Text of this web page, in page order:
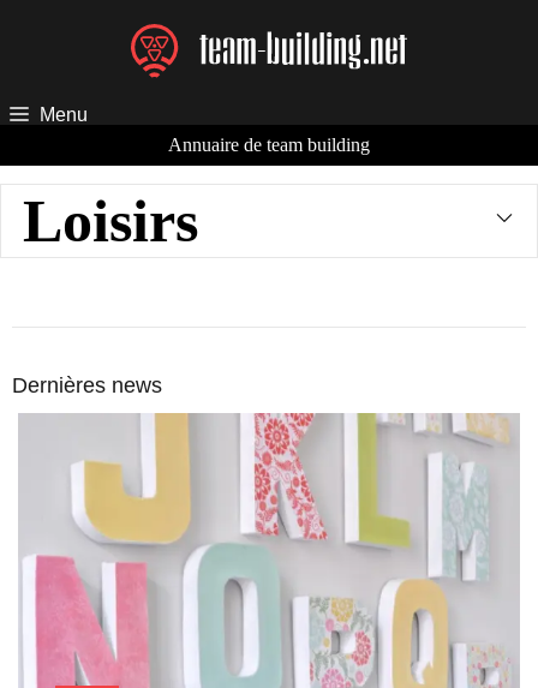
Menu
Annuaire de team building
Loisirs
Dernières news